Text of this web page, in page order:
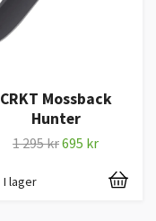
CRKT Mossback
Hunter
1 295 kr695 kr
I lager